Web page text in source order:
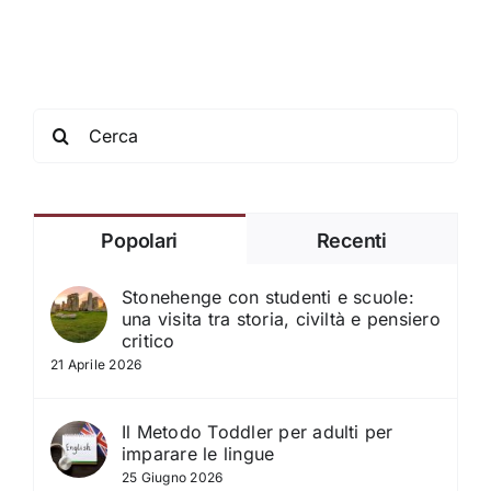
Popolari Recenti
Stonehenge con studenti e scuole:
una visita tra storia, civiltà e pensiero
critico
21 Aprile 2026
Il Metodo Toddler per adulti per
imparare le lingue
25 Giugno 2026